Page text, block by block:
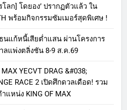
ลก] โดยอง’ ปรากฏตัวแล้ว ใน
พร้อมกิจกรรมซัมเมอร์สุดพิเศษ !
นแก้หนี้เสียต่ำแสน ผ่านโครงการ
ลแพ่งตลิ่งชัน 8-9 ส.ค.69
YECVT DRAG &#038;
RACE 2 เปิดศึกดวลเดือด! รวม
หน่ง KING OF MAX